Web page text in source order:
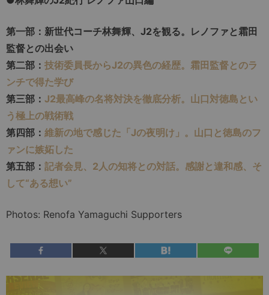
第一部：新世代コーチ林舞輝、J2を観る。レノファと霜田
監督との出会い
第二部： 技術委員長からJ2の異色の経歴。霜田監督とのラ
ンチで得た学び
第三部： J2最高峰の名将対決を徹底分析。山口対徳島とい
う極上の戦術戦
第四部： 維新の地で感じた「Jの夜明け」。山口と徳島のフ
ァンに嫉妬した
第五部： 記者会見、2人の知将との対話。感謝と違和感、そ
して“ある想い”
Photos: Renofa Yamaguchi Supporters